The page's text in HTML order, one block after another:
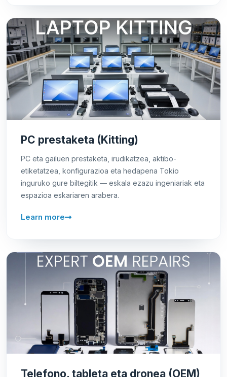
PC prestaketa (Kitting)
PC eta gailuen prestaketa, irudikatzea, aktibo-
etiketatzea, konfigurazioa eta hedapena Tokio
inguruko gure biltegitik — eskala ezazu ingeniariak eta
espazioa eskariaren arabera.
Learn more
Telefono, tableta eta dronea (OEM)